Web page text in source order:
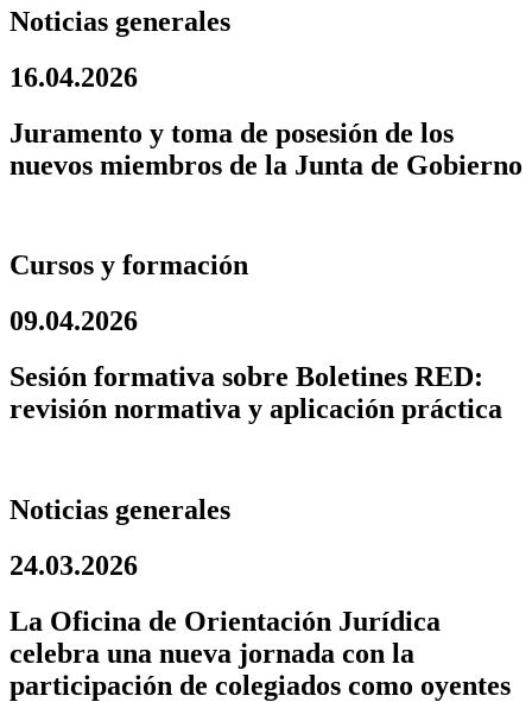
Noticias generales
16.04.2026
Juramento y toma de posesión de los
nuevos miembros de la Junta de Gobierno
Cursos y formación
09.04.2026
Sesión formativa sobre Boletines RED:
revisión normativa y aplicación práctica
Noticias generales
24.03.2026
La Oficina de Orientación Jurídica
celebra una nueva jornada con la
participación de colegiados como oyentes